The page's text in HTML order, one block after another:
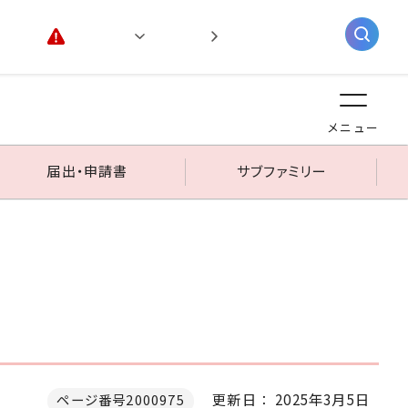
メニュー
届出・申請書 サブファミリー
ページ番号2000975 更新日： 2025年3月5日